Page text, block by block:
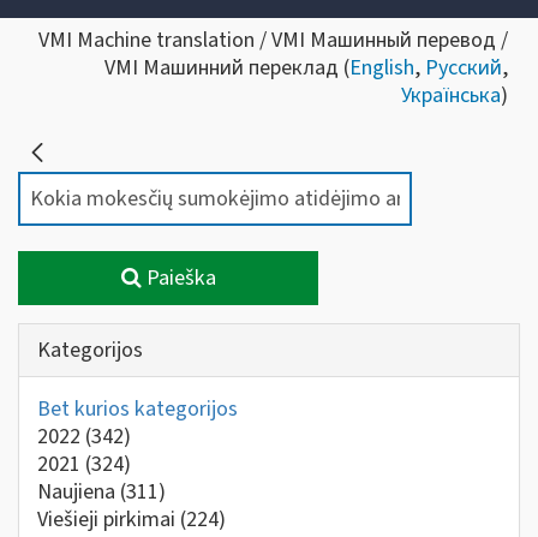
VMI Machine translation / VMI Машинный перевод /
VMI Машинний переклад (English, Русский,
Українська)
Paieška
Kategorijos
Bet kurios kategorijos
2022 (342)
2021 (324)
Naujiena (311)
Viešieji pirkimai (224)